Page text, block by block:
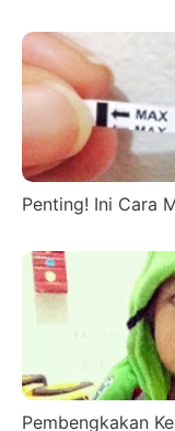
Penting! Ini Cara
Pembengkakan